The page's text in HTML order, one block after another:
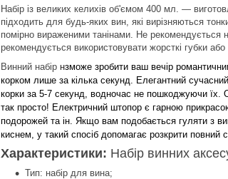
Набір із великих келихів об'ємом 400 мл. —
підходить для будь-яких вин, які вирізняються
помірно вираженими танінами. Не
рекомендується використовувати жорсткі губки
Винний набір нзможе зробити ваш вечір
корком лише за кілька секунд. Елегантний
корки за 5-7 секунд, водночас не пошкоджуючи їх.
так просто! Електричний штопор є гарною
подорожей та ін. Якщо вам подобається гуляти з
киснем, у такий спосіб допомагає розкрити
Характеристики: Набір винних
Тип: набір для вина;